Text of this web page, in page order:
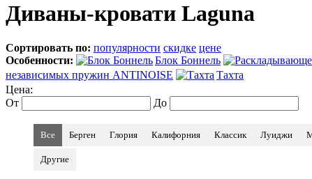
Диваны-кровати Laguna
Сортировать по: популярности скидке цене
Особенности:
Блок Боннель
независимых пружин ANTINOISE
Тахта
Цена:
От
До
Все Берген Глория Калифорния Классик Луиджи
Другие